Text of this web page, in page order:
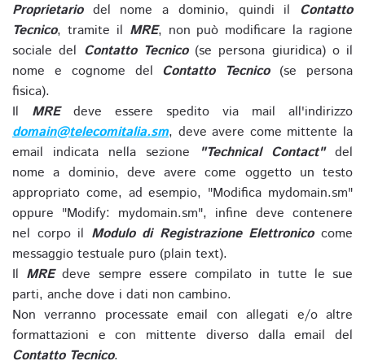
Proprietariodel nome a dominio, quindi il Contatto
Tecnico, tramite il MRE, non può modificare la ragione
sociale del Contatto Tecnico(se persona giuridica) o il
nome e cognome del Contatto Tecnico(se persona
fisica).
Il MREdeve essere spedito via mail all'indirizzo
domain@telecomitalia.sm, deve avere come mittente la
email indicata nella sezione
"Technical Contact"del
nome a dominio, deve avere come oggetto un testo
appropriato come, ad esempio, "Modifica mydomain.sm"
oppure "Modify: mydomain.sm", infine deve contenere
nel corpo il Modulo di Registrazione Elettronicocome
messaggio testuale puro (plain text).
Il MREdeve sempre essere compilato in tutte le sue
parti, anche dove i dati non cambino.
Non verranno processate email con allegati e/o altre
formattazioni e con mittente diverso dalla email del
Contatto Tecnico.